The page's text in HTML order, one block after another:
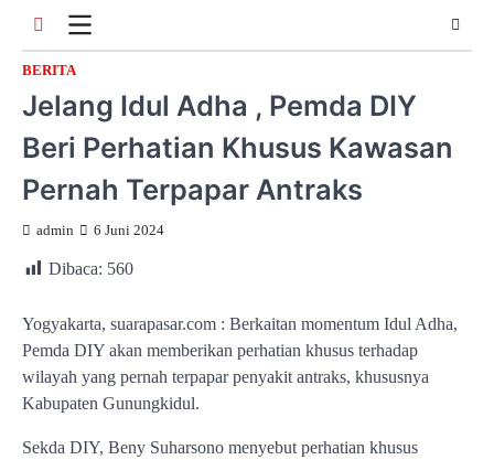
contentBERITA
Jelang Idul Adha , Pemda DIY
Beri Perhatian Khusus Kawasan
Pernah Terpapar Antraks
admin 6 Juni 2024
Dibaca: 560
Yogyakarta, suarapasar.com : Berkaitan momentum Idul Adha,
Pemda DIY akan memberikan perhatian khusus terhadap
wilayah yang pernah terpapar penyakit antraks, khususnya
Kabupaten Gunungkidul.
Sekda DIY, Beny Suharsono menyebut perhatian khusus